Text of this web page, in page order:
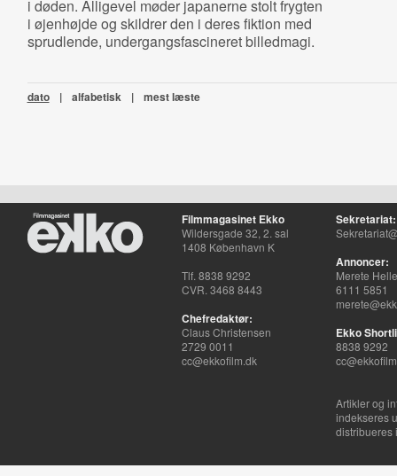
i døden. Alligevel møder japanerne stolt frygten
i øjenhøjde og skildrer den i deres fiktion med
sprudlende, undergangsfascineret billedmagi.
dato | alfabetisk | mest læste
Filmmagasinet Ekko
Wildersgade 32, 2. sal
1408 København K
Tlf. 8838 9292
CVR. 3468 8443
Chefredaktør:
Claus Christensen
2729 0011
cc@ekkofilm.dk
Sekretariat:
Annoncer:
Merete
6111 5851
Ekko
8838 9292
Artikler og
indekseres
distribueres